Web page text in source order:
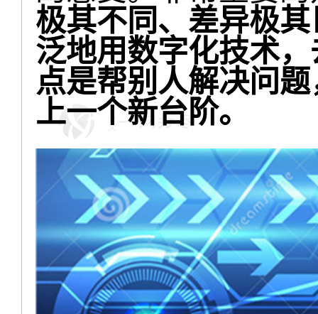
极其不同、差异极
泛地用数字化技术
点是帮别人解决问
上一个新台阶。